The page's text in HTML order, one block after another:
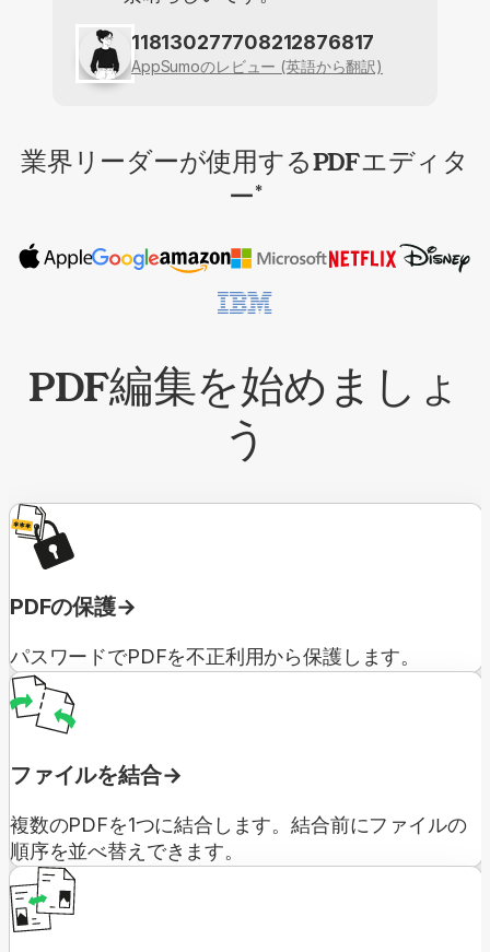
118130277708212876817
AppSumoのレビュー (英語から翻訳)
業界リーダーが使用するPDFエディタ
ー*
PDF編集を始めましょ
う
PDFの保護
パスワードでPDFを不正利用から保護します。
ファイルを結合
複数のPDFを1つに結合します。結合前にファイルの
順序を並べ替えできます。